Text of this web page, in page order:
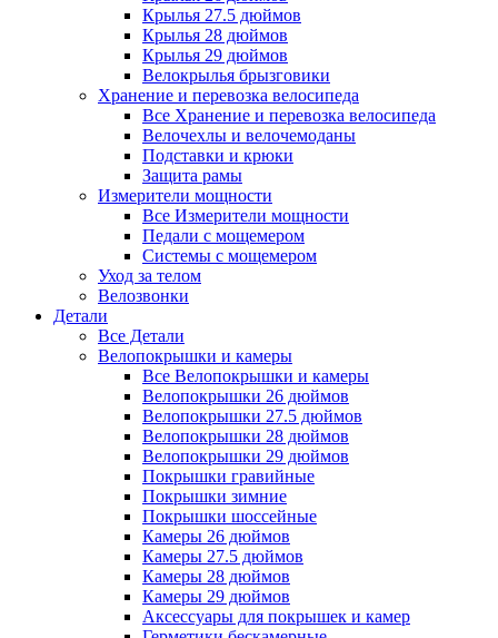
Крылья 27.5 дюймов
Крылья 28 дюймов
Крылья 29 дюймов
Велокрылья брызговики
Хранение и перевозка велосипеда
Все Хранение и перевозка велосипеда
Велочехлы и велочемоданы
Подставки и крюки
Защита рамы
Измерители мощности
Все Измерители мощности
Педали с мощемером
Системы с мощемером
Уход за телом
Велозвонки
Детали
Все Детали
Велопокрышки и камеры
Все Велопокрышки и камеры
Велопокрышки 26 дюймов
Велопокрышки 27.5 дюймов
Велопокрышки 28 дюймов
Велопокрышки 29 дюймов
Покрышки гравийные
Покрышки зимние
Покрышки шоссейные
Камеры 26 дюймов
Камеры 27.5 дюймов
Камеры 28 дюймов
Камеры 29 дюймов
Аксессуары для покрышек и камер